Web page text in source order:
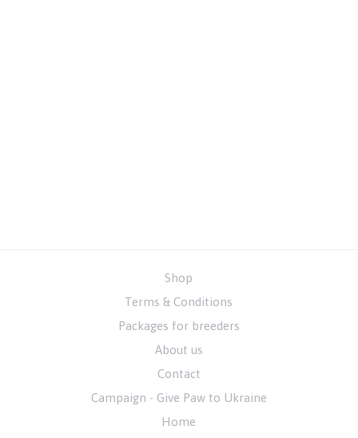
Shop
Terms & Conditions
Packages for breeders
About us
Contact
Campaign - Give Paw to Ukraine
Home